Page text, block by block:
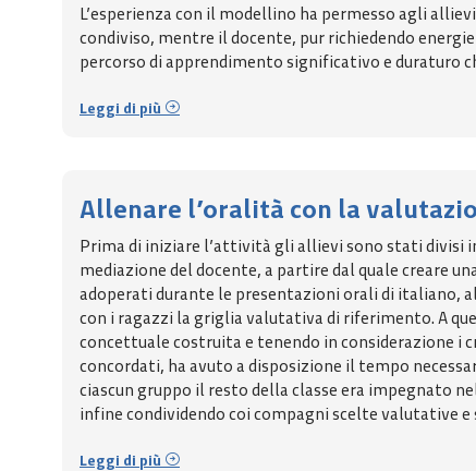
L’esperienza con il modellino ha permesso agli
condiviso, mentre il docente, pur richiedendo
percorso di apprendimento significativo e duraturo
Leggi di più
Allenare l’oralità con la
Prima di iniziare l’attività gli allievi sono stati divisi
mediazione del docente, a partire dal quale creare
adoperati durante le presentazioni orali di italiano,
con i ragazzi la griglia valutativa di riferimento. A
concettuale costruita e tenendo in considerazione i
concordati, ha avuto a disposizione il tempo
ciascun gruppo il resto della classe era impegnato
infine condividendo coi compagni scelte valutative
Leggi di più